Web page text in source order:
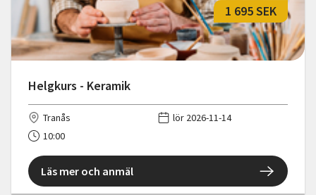
Helgkurs - Keramik
1 695 SEK
Tranås
lör 2026-11-14
10:00
Läs mer och anmäl